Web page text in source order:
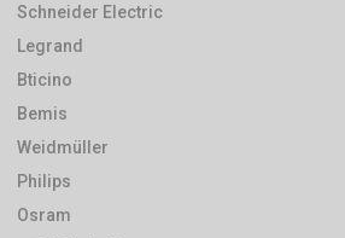
Schneider Electric
Legrand
Bticino
Bemis
Weidmüller
Philips
Osram